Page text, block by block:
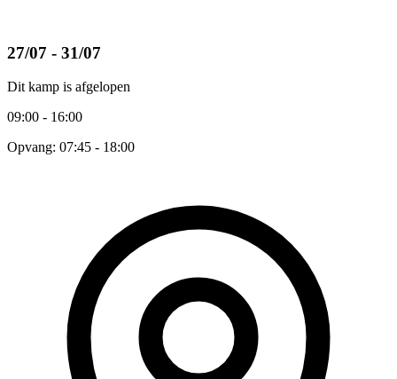
27/07 - 31/07
Dit kamp is afgelopen
09:00 - 16:00
Opvang: 07:45 - 18:00